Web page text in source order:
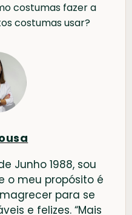
costumas fazer a
costumas usar?
Junho 1988, sou
o meu propósito é
para se
e felizes. “Mais